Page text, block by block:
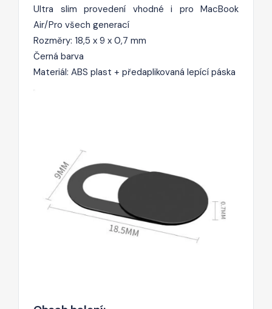
Ultra slim provedení vhodné i pro MacBook
Air/Pro všech generací
Rozměry: 18,5 x 9 x 0,7 mm
Černá barva
Materiál: ABS plast + předaplikovaná lepící páska